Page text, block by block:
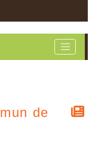
de